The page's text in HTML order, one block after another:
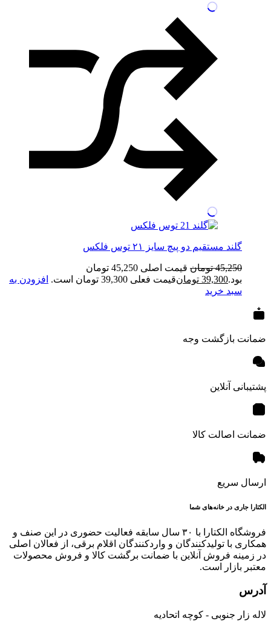
گلند مستقیم دو پیچ سایز ۲۱ توس فلکس
45,250 تومان
قیمت اصلی 45,250 تومان
بود.39,300 تومانقیمت فعلی 39,300 تومان است.
افزودن به
سبد خرید
ضمانت بازگشت وجه
پشتیبانی آنلاین
ضمانت اصالت کالا
ارسال سریع
الکتارا جاری در خانه‌های شما
فروشگاه الکتارا با ۳۰ سال سابقه فعالیت حضوری در این صنف و
همکاری با تولیدکنندگان و واردکنندگان اقلام برقی، از فعالان اصلی
در زمینه فروش آنلاین با ضمانت برگشت کالا و فروش محصولات
معتبر بازار است.
آدرس
لاله زار جنوبی - کوچه اتحادیه